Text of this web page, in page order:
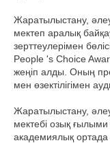
Жаратылыстану,
мектеп аралық
зерттеулерімен
People 's Choice
жеңіп алды. Оның
мен өзектілігімен
Жаратылыстану,
мектебі озық ғылыми
академиялық